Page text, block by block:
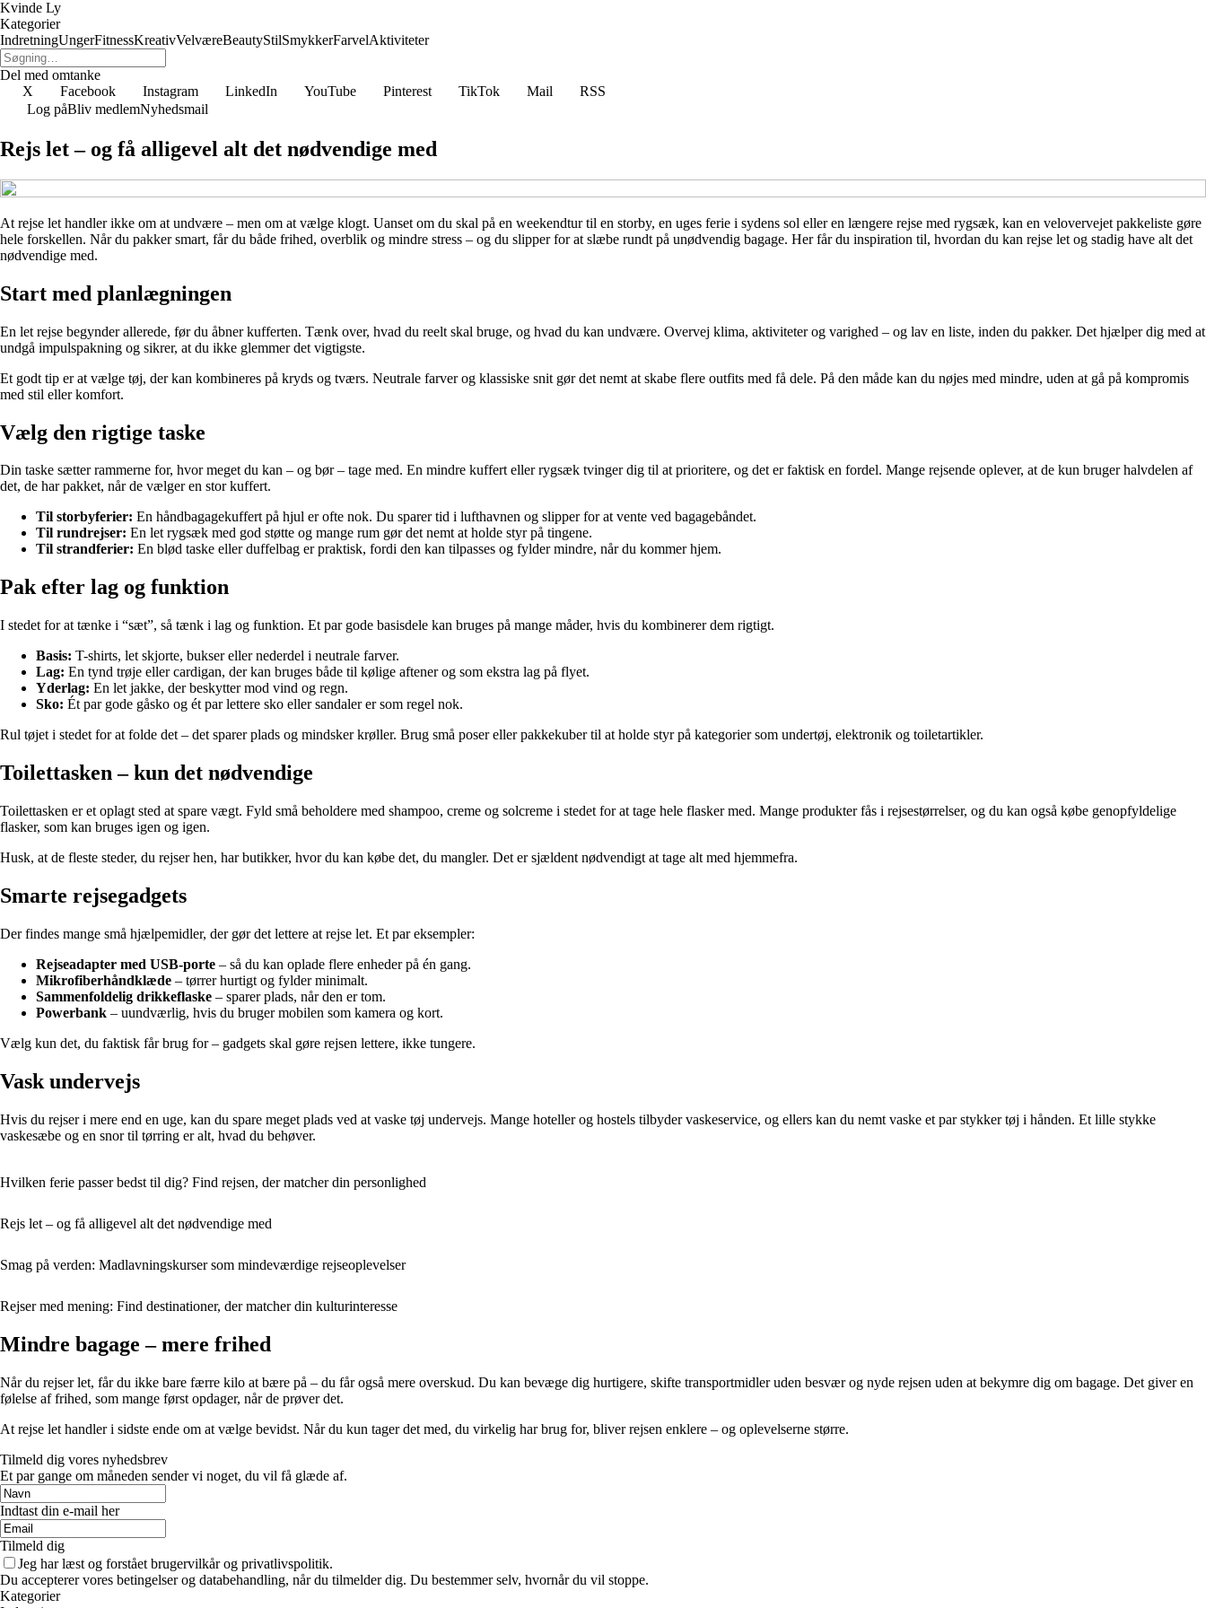
Kvinde Ly
Kategorier
IndretningUngerFitnessKreativVelværeBeautyStilSmykkerFarvelAktiviteter
Del med omtanke
X
Facebook Instagram LinkedIn YouTube Pinterest TikTok Mail
RSS
Log påBliv medlemNyhedsmail
Rejs let – og få alligevel alt det nødvendige med
At rejse let handler ikke om at undvære – men om at vælge klogt. Uanset om du skal på en weekendtur til en storby, en uges ferie i sydens sol eller en længere rejse med rygsæk, kan en velovervejet pakkeliste gøre
hele forskellen. Når du pakker smart, får du både frihed, overblik og mindre stress – og du slipper for at slæbe rundt på unødvendig bagage. Her får du inspiration til, hvordan du kan rejse let og stadig have alt det
nødvendige med.
Start med planlægningen
En let rejse begynder allerede, før du åbner kufferten. Tænk over, hvad du reelt skal bruge, og hvad du kan undvære. Overvej klima, aktiviteter og varighed – og lav en liste, inden du pakker. Det hjælper dig med at
undgå impulspakning og sikrer, at du ikke glemmer det vigtigste.
Et godt tip er at vælge tøj, der kan kombineres på kryds og tværs. Neutrale farver og klassiske snit gør det nemt at skabe flere outfits med få dele. På den måde kan du nøjes med mindre, uden at gå på kompromis
med stil eller komfort.
Vælg den rigtige taske
Din taske sætter rammerne for, hvor meget du kan – og bør – tage med. En mindre kuffert eller rygsæk tvinger dig til at prioritere, og det er faktisk en fordel. Mange rejsende oplever, at de kun bruger halvdelen af
det, de har pakket, når de vælger en stor kuffert.
Til storbyferier: En håndbagagekuffert på hjul er ofte nok. Du sparer tid i lufthavnen og slipper for at vente ved bagagebåndet.
Til rundrejser: En let rygsæk med god støtte og mange rum gør det nemt at holde styr på tingene.
Til strandferier: En blød taske eller duffelbag er praktisk, fordi den kan tilpasses og fylder mindre, når du kommer hjem.
Pak efter lag og funktion
I stedet for at tænke i “sæt”, så tænk i lag og funktion. Et par gode basisdele kan bruges på mange måder, hvis du kombinerer dem rigtigt.
Basis: T-shirts, let skjorte, bukser eller nederdel i neutrale farver.
Lag: En tynd trøje eller cardigan, der kan bruges både til kølige aftener og som ekstra lag på flyet.
Yderlag: En let jakke, der beskytter mod vind og regn.
Sko: Ét par gode gåsko og ét par lettere sko eller sandaler er som regel nok.
Rul tøjet i stedet for at folde det – det sparer plads og mindsker krøller. Brug små poser eller pakkekuber til at holde styr på kategorier som undertøj, elektronik og toiletartikler.
Toilettasken – kun det nødvendige
Toilettasken er et oplagt sted at spare vægt. Fyld små beholdere med shampoo, creme og solcreme i stedet for at tage hele flasker med. Mange produkter fås i rejsestørrelser, og du kan også købe genopfyldelige
flasker, som kan bruges igen og igen.
Husk, at de fleste steder, du rejser hen, har butikker, hvor du kan købe det, du mangler. Det er sjældent nødvendigt at tage alt med hjemmefra.
Smarte rejsegadgets
Der findes mange små hjælpemidler, der gør det lettere at rejse let. Et par eksempler:
Rejseadapter med USB-porte – så du kan oplade flere enheder på én gang.
Mikrofiberhåndklæde – tørrer hurtigt og fylder minimalt.
Sammenfoldelig drikkeflaske – sparer plads, når den er tom.
Powerbank – uundværlig, hvis du bruger mobilen som kamera og kort.
Vælg kun det, du faktisk får brug for – gadgets skal gøre rejsen lettere, ikke tungere.
Vask undervejs
Hvis du rejser i mere end en uge, kan du spare meget plads ved at vaske tøj undervejs. Mange hoteller og hostels tilbyder vaskeservice, og ellers kan du nemt vaske et par stykker tøj i hånden. Et lille stykke
vaskesæbe og en snor til tørring er alt, hvad du behøver.
Hvilken ferie passer bedst til dig? Find rejsen, der matcher din personlighed
Rejs let – og få alligevel alt det nødvendige med
Smag på verden: Madlavningskurser som mindeværdige rejseoplevelser
Rejser med mening: Find destinationer, der matcher din kulturinteresse
Mindre bagage – mere frihed
Når du rejser let, får du ikke bare færre kilo at bære på – du får også mere overskud. Du kan bevæge dig hurtigere, skifte transportmidler uden besvær og nyde rejsen uden at bekymre dig om bagage. Det giver en
følelse af frihed, som mange først opdager, når de prøver det.
At rejse let handler i sidste ende om at vælge bevidst. Når du kun tager det med, du virkelig har brug for, bliver rejsen enklere – og oplevelserne større.
Tilmeld dig vores nyhedsbrev
Et par gange om måneden sender vi noget, du vil få glæde af.
Indtast din e-mail her
Tilmeld dig
Jeg har læst og forstået brugervilkår og privatlivspolitik.
Du accepterer vores betingelser og databehandling, når du tilmelder dig. Du bestemmer selv, hvornår du vil stoppe.
Kategorier